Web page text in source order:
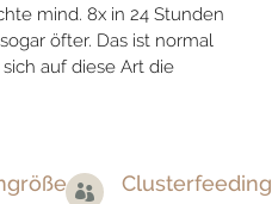
mind. 8x in 24 Stunden
öfter. Das ist normal
auf diese Art die
 Clusterfeeding